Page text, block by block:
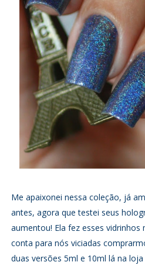
Me apaixonei nessa coleção, já
antes, agora que testei seus
aumentou! Ela fez esses
conta para nós viciadas
duas versões 5ml e 10ml lá na loja